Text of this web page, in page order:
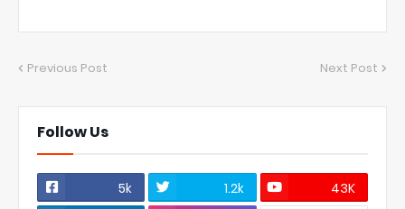
Previous Post Next Post
Follow Us
5k 1.2k
43K